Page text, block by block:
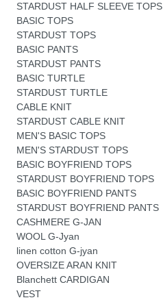
STARDUST HALF SLEEVE TOPS
BASIC TOPS
STARDUST TOPS
BASIC PANTS
STARDUST PANTS
BASIC TURTLE
STARDUST TURTLE
CABLE KNIT
STARDUST CABLE KNIT
MEN'S BASIC TOPS
MEN'S STARDUST TOPS
BASIC BOYFRIEND TOPS
STARDUST BOYFRIEND TOPS
BASIC BOYFRIEND PANTS
STARDUST BOYFRIEND PANTS
CASHMERE G-JAN
WOOL G-Jyan
linen cotton G-jyan
OVERSIZE ARAN KNIT
Blanchett CARDIGAN
VEST